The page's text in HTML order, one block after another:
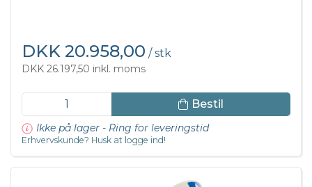
DKK 20.958,00 / stk
DKK 26.197,50 inkl. moms
Bestil
Ikke på lager - Ring for leveringstid
Erhvervskunde? Husk at logge ind!